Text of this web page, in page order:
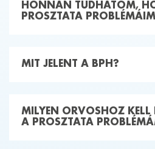
HONNAN TUDHATOM,
PROSZTATA
MIT JELENT A BPH?
MILYEN ORVOSHOZ
A PROSZTATA